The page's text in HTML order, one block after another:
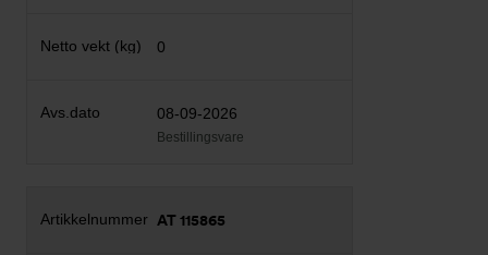
0
08-09-2026
Bestillingsvare
AT 115865